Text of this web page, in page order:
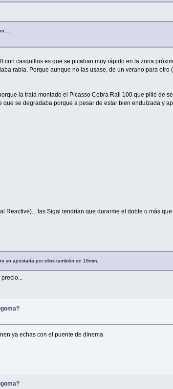
casquillos es que se picaban muy rápido en la zona
rabia. Porque aunque no las usase, de un verano para otro
la traía montado el Picasso Cobra Rail 100 que pillé de
se degradaba porque a pesar de estar bien endulzada y
Reactive)... las Sigal tendrían que durarme el doble o más
yo apostaría por ellos también en 18mm.
ya echas con el puente de dinema